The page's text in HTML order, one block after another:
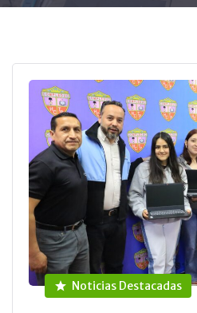
Noticias Destacadas